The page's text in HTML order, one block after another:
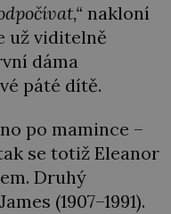
nakloní
už viditelně
dáma
páté dítě.
po mamince –
se totiž Eleanor
Druhý
(1907–1991).